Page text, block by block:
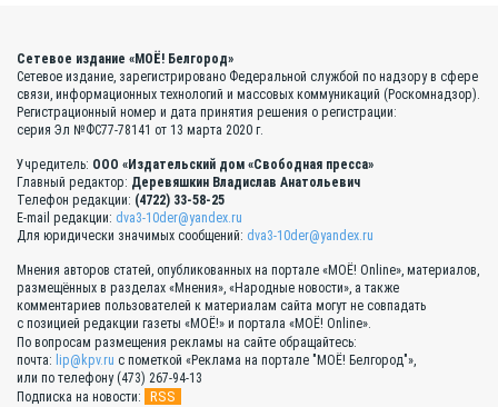
Сетевое издание «МОЁ! Белгород»
Сетевое издание, зарегистрировано Федеральной службой по надзору в сфере
связи, информационных технологий и массовых коммуникаций (Роскомнадзор).
Регистрационный номер и дата принятия решения о регистрации:
серия Эл №ФС77-78141 от 13 марта 2020 г.
Учредитель: ООО «Издательский дом «Свободная пресса»
Главный редактор: Деревяшкин Владислав Анатольевич
Телефон редакции: (4722) 33-58-25
E-mail редакции: dva3-10der@yandex.ru
Для юридически значимых сообщений: dva3-10der@yandex.ru
Мнения авторов статей, опубликованных на портале «МОЁ! Online», материалов,
размещённых в разделах «Мнения», «Народные новости», а также
комментариев пользователей к материалам сайта могут не совпадать
с позицией редакции газеты «МОЁ!» и портала «МОЁ! Online».
По вопросам размещения рекламы на сайте обращайтесь:
почта: lip@kpv.ru с пометкой «Реклама на портале "МОЁ! Белгород"»,
или по телефону (473) 267-94-13
Подписка на новости:
RSS